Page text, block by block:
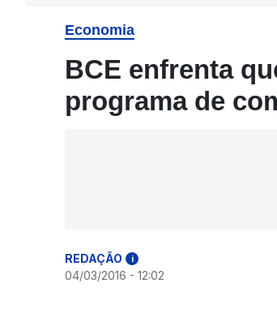
Economia
BCE enfrenta
programa de
REDAÇÃO i
04/03/2016 - 12:02